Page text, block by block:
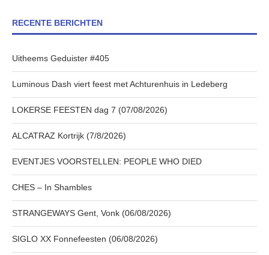
RECENTE BERICHTEN
Uitheems Geduister #405
Luminous Dash viert feest met Achturenhuis in Ledeberg
LOKERSE FEESTEN dag 7 (07/08/2026)
ALCATRAZ Kortrijk (7/8/2026)
EVENTJES VOORSTELLEN: PEOPLE WHO DIED
CHES – In Shambles
STRANGEWAYS Gent, Vonk (06/08/2026)
SIGLO XX Fonnefeesten (06/08/2026)